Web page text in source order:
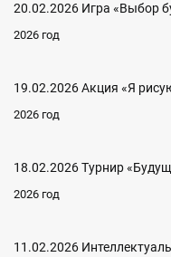
20.02.2026 Игра «Выбор
2026 год
19.02.2026 Акция «Я
2026 год
18.02.2026 Турнир
2026 год
11.02.2026